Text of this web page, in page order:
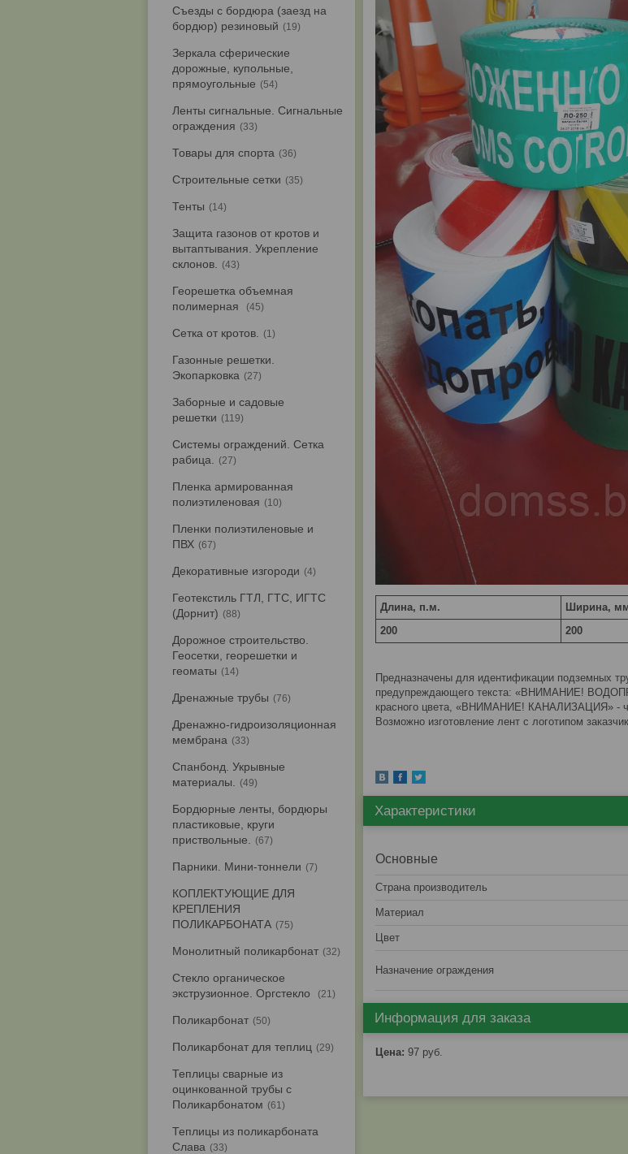
Длина, п.м. Ширина,
200
200
Предназначены для идентификации подземных
предупреждающего текста: «ВНИМАНИЕ!
красного цвета, «ВНИМАНИЕ! КАНАЛИЗАЦИЯ» -
Возможно изготовление лент с логотипом
Характеристики
Основные
Страна производитель
Материал
Цвет
Назначение ограждения
Информация для заказа
Цена: 97 руб.
Съезды с бордюра (заезд на
бордюр) резиновый
19
Зеркала сферические
дорожные, купольные,
прямоугольные
54
Ленты сигнальные. Сигнальные
ограждения
33
Товары для спорта 36
Строительные сетки 35
Тенты 14
Защита газонов от кротов и
вытаптывания. Укрепление
склонов.
43
Георешетка объемная
полимерная
45
Сетка от кротов. 1
Газонные решетки.
Экопарковка
27
Заборные и садовые
решетки
119
Системы ограждений. Сетка
рабица.
27
Пленка армированная
полиэтиленовая
10
Пленки полиэтиленовые и
ПВХ
67
Декоративные изгороди 4
Геотекстиль ГТЛ, ГТС, ИГТС
(Дорнит)
88
Дорожное строительство.
Геосетки, георешетки и
геоматы
14
Дренажные трубы 76
Дренажно-гидроизоляционная
мембрана
33
Спанбонд. Укрывные
материалы.
49
Бордюрные ленты, бордюры
пластиковые, круги
приствольные.
67
Парники. Мини-тоннели 7
КОПЛЕКТУЮЩИЕ ДЛЯ
КРЕПЛЕНИЯ
ПОЛИКАРБОНАТА
75
Монолитный поликарбонат 32
Стекло органическое
экструзионное. Оргстекло
21
Поликарбонат 50
Поликарбонат для теплиц 29
Теплицы сварные из
оцинкованной трубы с
Поликарбонатом
61
Теплицы из поликарбоната
Слава
33